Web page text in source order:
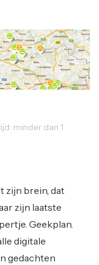
minder dan 1
zijn brein, dat
zijn laatste
Geekplan.
digitale
gedachten